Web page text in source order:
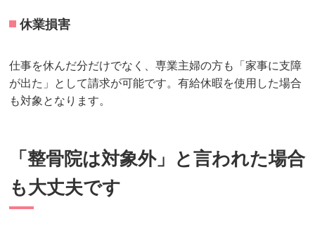
休業損害
仕事を休んだ分だけでなく、専業主婦の方も「家事に支障
が出た」として請求が可能です。有給休暇を使用した場合
も対象となります。
「整骨院は対象外」と言われた場合
も大丈夫です